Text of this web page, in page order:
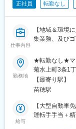
正社員 転勤なし
仕事内容
【地域＆環境
集業務、及び
勤務地
★転勤なし★マ
菊水上町3条1
【最寄り駅】
苗穂駅
給与
【大型自動車
運転手手当＋